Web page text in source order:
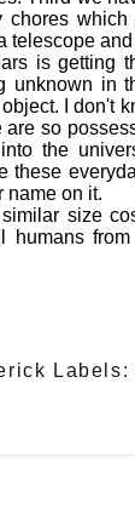
chores
telescope
is getting
unknown in
I don't
so
the
these
name on it.
size
humans
Labels: